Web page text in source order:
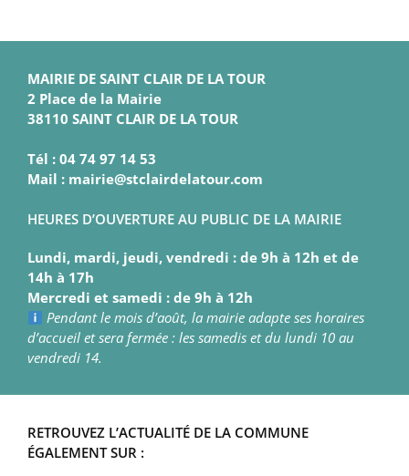
MAIRIE DE SAINT CLAIR DE LA TOUR
2 Place de la Mairie
38110 SAINT CLAIR DE LA TOUR
Tél : 04 74 97 14 53
Mail : mairie@stclairdelatour.com
HEURES D’OUVERTURE AU PUBLIC DE LA MAIRIE
Lundi, mardi, jeudi, vendredi : de 9h à 12h et de
14h à 17h
Mercredi et samedi : de 9h à 12h
Pendant le mois d’août, la mairie adapte ses horaires
d’accueil et sera fermée : les samedis et du lundi 10 au
vendredi 14.
RETROUVEZ L’ACTUALITÉ DE LA COMMUNE
ÉGALEMENT SUR :